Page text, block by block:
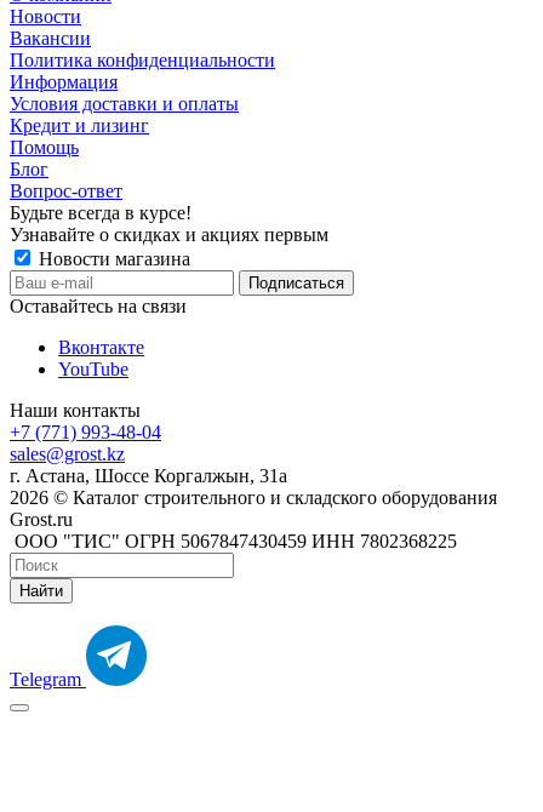
Новости
Вакансии
Политика конфиденциальности
Информация
Условия доставки и оплаты
Кредит и лизинг
Помощь
Блог
Вопрос-ответ
Будьте всегда в курсе!
Узнавайте о скидках и акциях первым
Новости магазина
Оставайтесь на связи
Вконтакте
YouTube
Наши контакты
+7 (771) 993-48-04
sales@grost.kz
г. Астана, Шоссе Коргалжын, 31а
2026 © Каталог строительного и складского оборудования
Grost.ru
ООО "ТИС" ОГРН 5067847430459 ИНН 7802368225
Найти
Telegram